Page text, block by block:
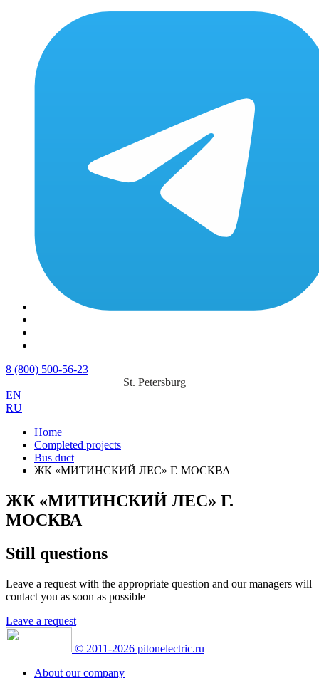
8 (800) 500-56-23
St. Petersburg
EN
RU
Home
Completed projects
Bus duct
ЖК «МИТИНСКИЙ ЛЕС» Г. МОСКВА
ЖК «МИТИНСКИЙ ЛЕС» Г.
МОСКВА
Still questions
Leave a request with the appropriate question and our managers will
contact you as soon as possible
Leave a request
© 2011-2026 pitonelectric.ru
About our company